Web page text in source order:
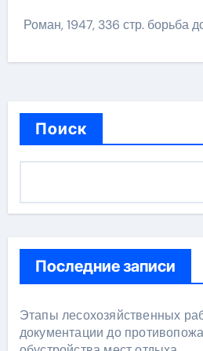
Роман, 1947, 336 стр. борьба
Поиск
Последние записи
Этапы лесохозяйственных
документации до